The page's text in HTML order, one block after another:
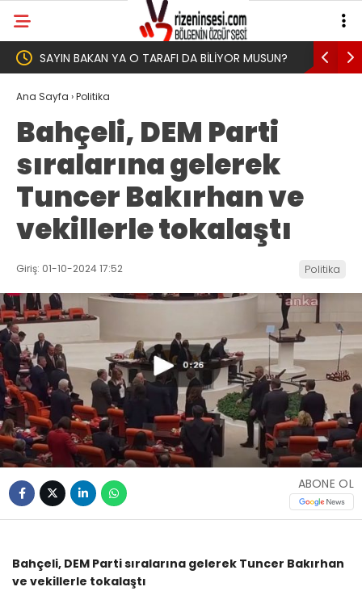
MUSUN? Yeni Parti İktidar Yolculuğuna Erdoğan’ın
Memleketi Rize’den Başladı
Ana Sayfa ›Politika
Bahçeli, DEM Parti
sıralarına gelerek
Tuncer Bakırhan ve
vekillerle tokalaştı
Giriş: 01-10-2024 17:52 Politika
ABONE OL
Bahçeli, DEM Parti sıralarına gelerek Tuncer Bakırhan
ve vekillerle tokalaştı